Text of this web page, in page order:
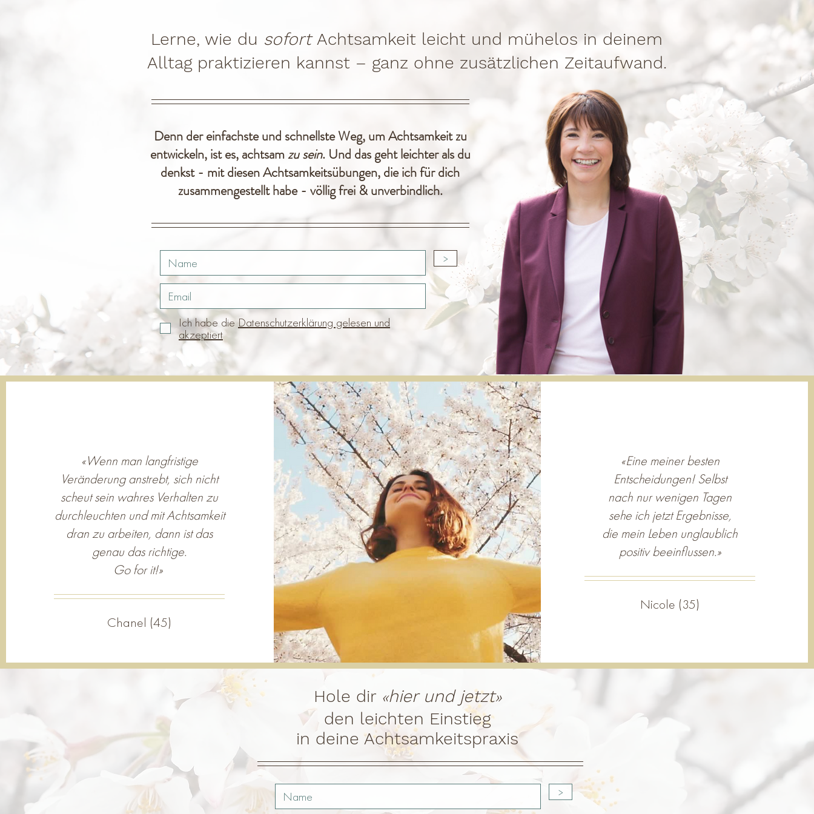
Lerne, wie du sofortAchtsamkeit leicht und mühelos in deinem
Alltag praktizieren kannst – ganz ohne zusätzlichen Zeitaufwand.
Denn der einfachste und schnellste Weg, um Achtsamkeit zu
entwickeln, ist es, achtsamzu sein. Und das geht leichter als du
denkst - mit diesen Achtsamkeitsübungen, die ich für dich
zusammengestellt habe - völlig frei & unverbindlich.
Ich habe die Datenschutzerklärung gelesen und
akzeptiert
>
«Wenn man langfristige
Veränderung anstrebt, sich nicht
scheut sein wahres Verhalten zu
durchleuchten und mit Achtsamkeit
dran zu arbeiten, dann ist das
genau das richtige.
Go for it!»
Chanel (45)
«Eine meiner besten
Entscheidungen! Selbst
nach nur wenigen Tagen
sehe ich jetzt Ergebnisse,
die mein Leben unglaublich
positiv beeinflussen.»
Nicole (35)
Hole dir «hier und jetzt»
den leichten Einstieg
in deine Achtsamkeitspraxis
>